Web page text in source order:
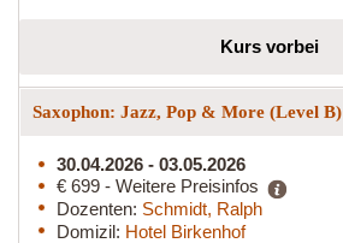
Kurs vorbei
Saxophon: Jazz, Pop & More (Level B)
30.04.2026 - 03.05.2026
€ 699 - Weitere Preisinfos
Dozenten: Schmidt, Ralph
Domizil: Hotel Birkenhof